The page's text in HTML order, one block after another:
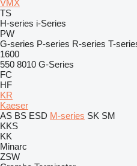
VMX
TS
H-series i-Series
PW
G-series P-series R-series T-
1600
550 8010 G-Series
FC
HF
KR
Kaeser
AS BS ESD M-series SK SM
KKS
KK
Minarc
ZSW